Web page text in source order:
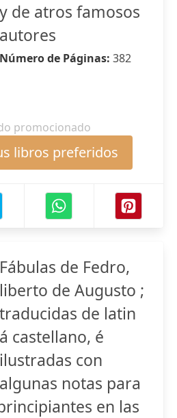
y de atros famosos
autores
Número de Páginas: 382
promocionado
libros preferidos
Fábulas de Fedro,
liberto de Augusto ;
traducidas de latin
á castellano, é
ilustradas con
algunas notas para
en las